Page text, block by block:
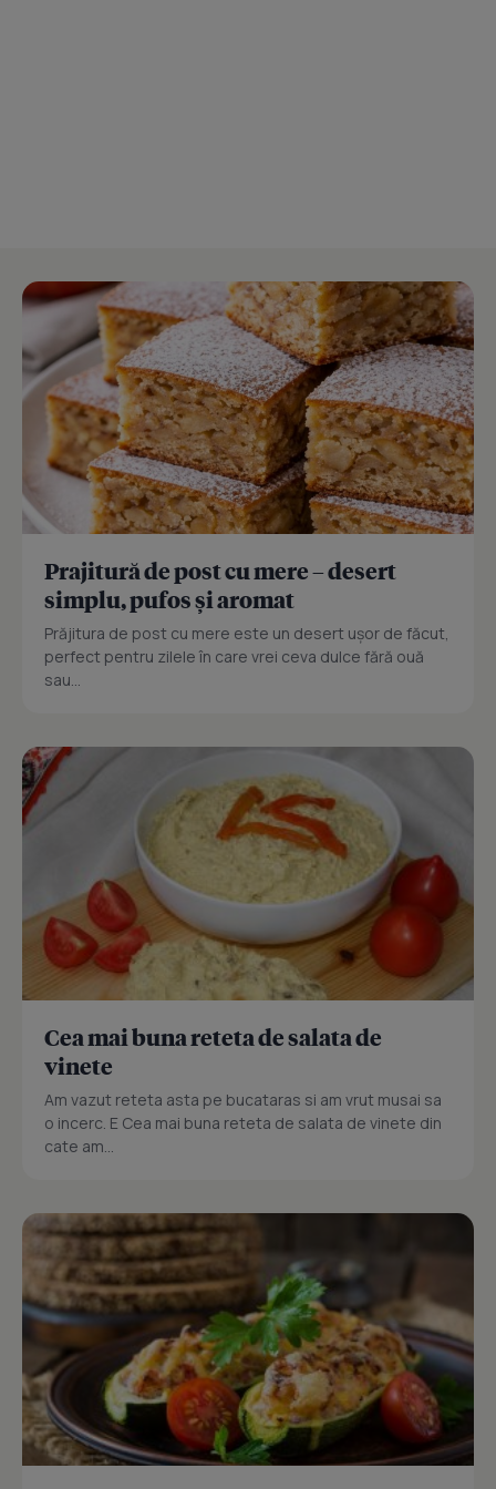
Prajitură de post cu mere – desert
simplu, pufos și aromat
Prăjitura de post cu mere este un desert ușor de făcut,
perfect pentru zilele în care vrei ceva dulce fără ouă
sau...
Cea mai buna reteta de salata de
vinete
Am vazut reteta asta pe bucataras si am vrut musai sa
o incerc. E Cea mai buna reteta de salata de vinete din
cate am...